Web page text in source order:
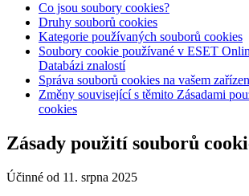
Co jsou soubory cookies?
Druhy souborů cookies
Kategorie používaných souborů cookies
Soubory cookie používané v ESET
Databázi znalostí
Správa souborů cookies na vašem
Změny související s těmito Zásadami
cookies
Zásady použití souborů
Účinné od 11. srpna 2025